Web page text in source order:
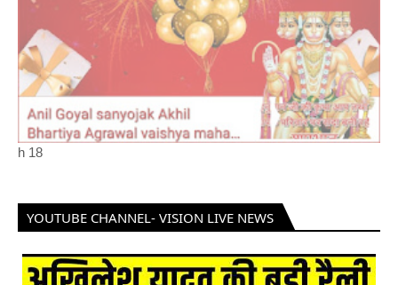
h 18
YOUTUBE CHANNEL- VISION LIVE NEWS